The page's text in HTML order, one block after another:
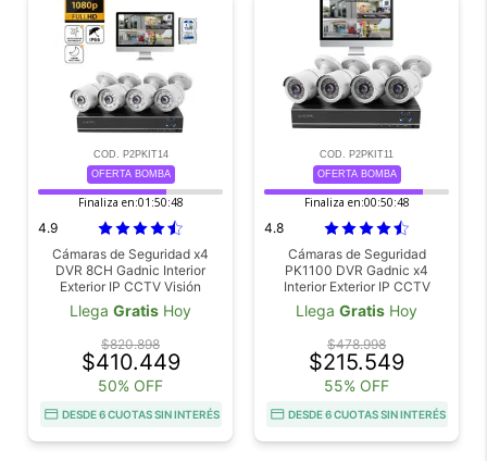
COD. P2PKIT14
OFERTA BOMBA
Finaliza en:01:50:46
4.9
Cámaras de Seguridad x4
DVR 8CH Gadnic Interior
Exterior IP CCTV Visión
Nocturna 1Tb
Llega Gratis Hoy
$820.898
$410.449
50% OFF
DESDE 6 CUOTAS SIN INTERÉS
COD. P2PKIT11
OFERTA BOMBA
Finaliza en:00:50:46
4.8
Cámaras de Seguridad
PK1100 DVR Gadnic x4
Interior Exterior IP CCTV
Visión Nocturna
Llega Gratis Hoy
$478.998
$215.549
55% OFF
DESDE 6 CUOTAS SIN INTERÉS